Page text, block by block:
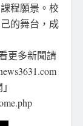
程願景。校
的舞台，成
更多新聞請
」